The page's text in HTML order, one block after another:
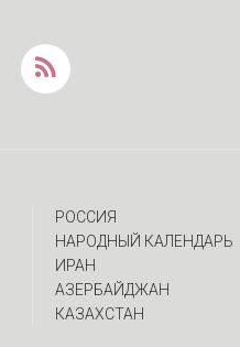
РОССИЯ
НАРОДНЫЙ КАЛЕНДАРЬ
ИРАН
АЗЕРБАЙДЖАН
КАЗАХСТАН